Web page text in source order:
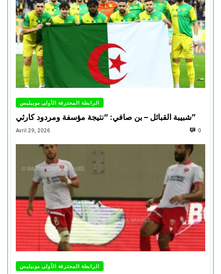
الرابطة المحترفة الأولى موبيليس
شبيبة القبائل – بن صافي: “نتيجة مؤسفة ومردود كارثي”
Avril 29, 2026 0
الرابطة المحترفة الأولى موبيليس